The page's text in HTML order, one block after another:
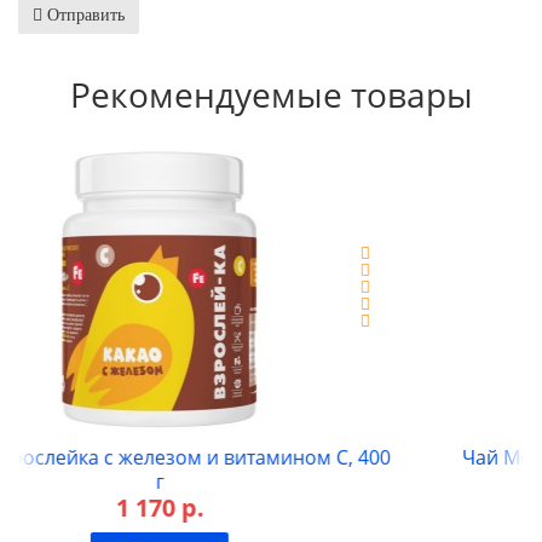
Отправить
Рекомендуемые товары
400 Чай Монгольский с молоком, 18 пакетиков